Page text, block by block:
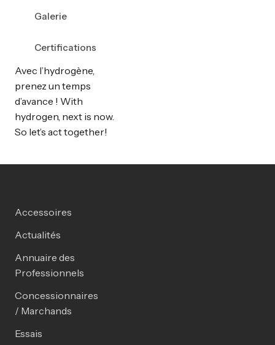
Galerie
Certifications
Avec l’hydrogène,
prenez un temps
d’avance ! With
hydrogen, next is now.
So let’s act together!
Accessoires
Actualités
Annuaire des
Professionnels
Concessionnaires
/ Marchands
Essais